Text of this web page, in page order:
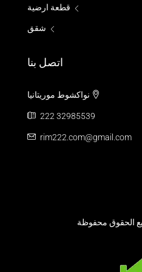
قطعة ارضية
شقق
اتصل بنا
نواكشوط موريتانيا
222 32985539
rim222.com@gmail.com